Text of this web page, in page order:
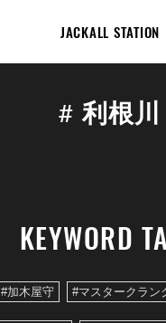
JACKALL STATION
# 利根川
KEYWORD
#加木屋守 #マスタークラン